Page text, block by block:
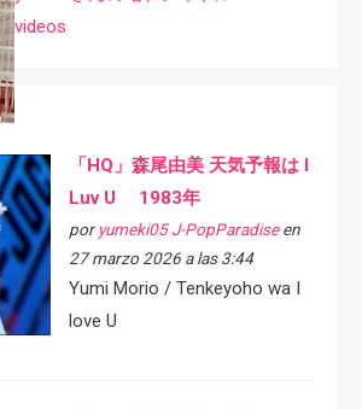
videos
「HQ」森尾由美 天気予報は I
Luv U 1983年
por yumeki05 J-PopParadiseen
27 marzo 2026 a las 3:44
Yumi Morio / Tenkeyoho wa I
love U